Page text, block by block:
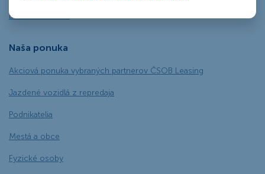
Ekofinancovanie
Naša ponuka
Akciová ponuka vybraných partnerov ČSOB Leasing
Jazdené vozidlá z repredaja
Podnikatelia
Mestá a obce
Fyzické osoby